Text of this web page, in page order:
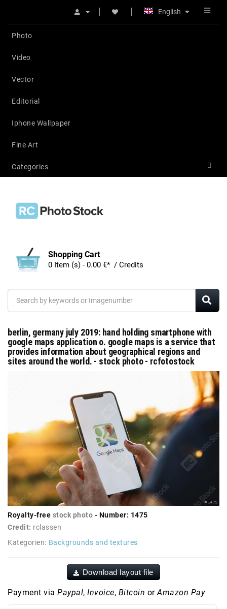
English
Photo
Video
Vector
Editorial
Iphone Wallpaper
Fine Art
Categories
Shopping Cart
0 Item (s) - 0.00 €* / Credits
berlin, germany july 2019: hand holding smartphone with
google maps application o. google maps is a service that
provides information about geographical regions and
sites around the world. - stock photo - rcfotostock
Royalty-free stock photo - Number: 1475
Credit: rclassen
Kategorien: Backgrounds and textures
Download layout file
Payment via Paypal, Invoice, Bitcoin or Amazon Pay